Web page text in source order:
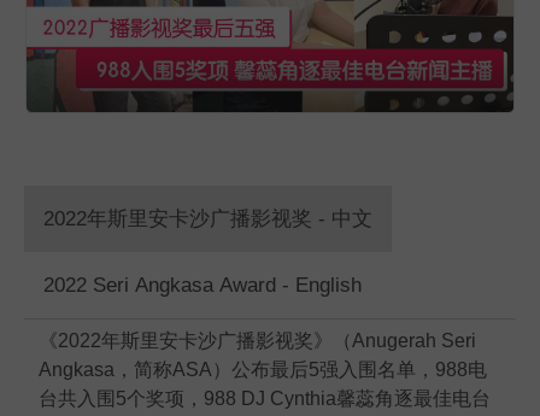
2022年斯里安卡沙广播影视奖 - 中文
2022 Seri Angkasa Award - English
《2022年斯里安卡沙广播影视奖》（Anugerah Seri
Angkasa，简称ASA）公布最后5强入围名单，988电
台共入围5个奖项，988 DJ Cynthia馨蕊角逐最佳电台